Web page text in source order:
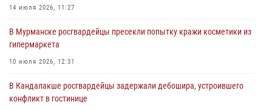
баре на улице Орликовой
29 июля 2026, 09:34
14 июля 2026, 11:27
В Мурманске росгвардейцы пресекли попытку кражи косметики из
гипермаркета
10 июля 2026, 12:31
В Кандалакше росгвардейцы задержали дебошира, устроившего
конфликт в гостинице